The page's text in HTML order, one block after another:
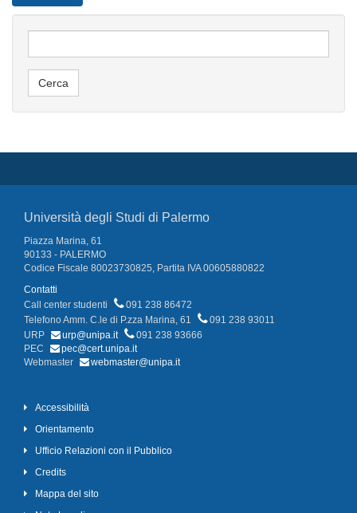
Università degli Studi di Palermo
Piazza Marina, 61
90133 - PALERMO
Codice Fiscale 80023730825, Partita IVA 00605880822
Contatti
Call center studenti
091 238 86472
Telefono Amm. C.le di P.zza Marina, 61
091 238 93011
URP
urp@unipa.it
091 238 93666
PEC
pec@cert.unipa.it
Webmaster
webmaster@unipa.it
Accessibilità
Orientamento
Ufficio Relazioni con il Pubblico
Credits
Mappa del sito